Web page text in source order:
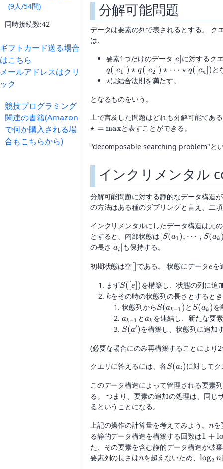
(9人/54問)
同時接続数:42
ギフトカード送る場合
はこちら
メールアドレスはクリ
ック
競技プログラミング
関連の書籍(Amazon
で何か購入される場
合もこちらから)
分解可能問題
データは要素の列で表されるとする。
は、
要素1つだけのデータ [e]
e に対するク
q([ e1 ]) ⋆ q([ e2 ]) ⋆ ⋯ ⋆ q([en ]) と
\star
⋆は結合法則を満たす。
となるものをいう。
上で言及した問題はどれも分解可能であ
⋆ = maxと表すことができる。
"decomposable searching problem"と
インクリメンタル
分解可能問題に対する静的なデータ構造
の方法はある種のダブリングと言え、二
インクリメンタルにしたデータ構造は元
とすると、内部状態は [S(a_1),
S(a1 ), ⋯ , S(ak
の長さ |a_i|
ai
も保持する。
初期状態は空[]である。 状態にデータe
eを
まずS([e])
S([ e])を構築し、状態の列に追
k
kをその時の状態列の長さとすると
状態列からS(a_{k-
1})
S(ak−1 ) と S(a_k)
S(ak )を
a_{k-
1}
ak−1 とa_k
ak を連結し、新たな要
S(a')
S(a′)を構築し、状態列に追加
(必要な場合にのみ再構築することにより
クエリに答えるには、各S(a_i)
S(ai)に対して
このデータ構造によって管理される要素
る。 つまり、要素の追加の処理は、同じ
るということになる。
上記の操作の計算量を考えてみよう。 n
nを
る静的データ構造を構築する回数は1 +
n
1 + lo
た、その要素を含む静的データ構造が破
要素列の長さはn
nを超えないため、 log2 n